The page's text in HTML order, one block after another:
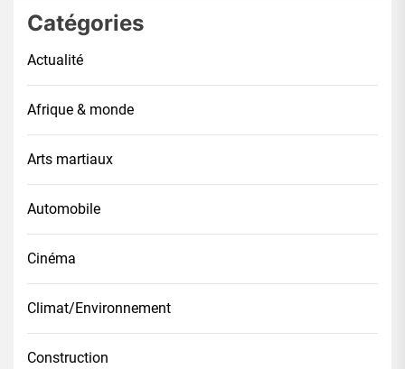
Catégories
Actualité
Afrique & monde
Arts martiaux
Automobile
Cinéma
Climat/Environnement
Construction